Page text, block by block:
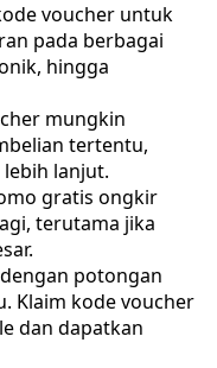
voucher untuk
pada berbagai
hingga
mungkin
tertentu,
lanjut.
gratis ongkir
terutama jika
dengan potongan
Klaim kode voucher
dan dapatkan